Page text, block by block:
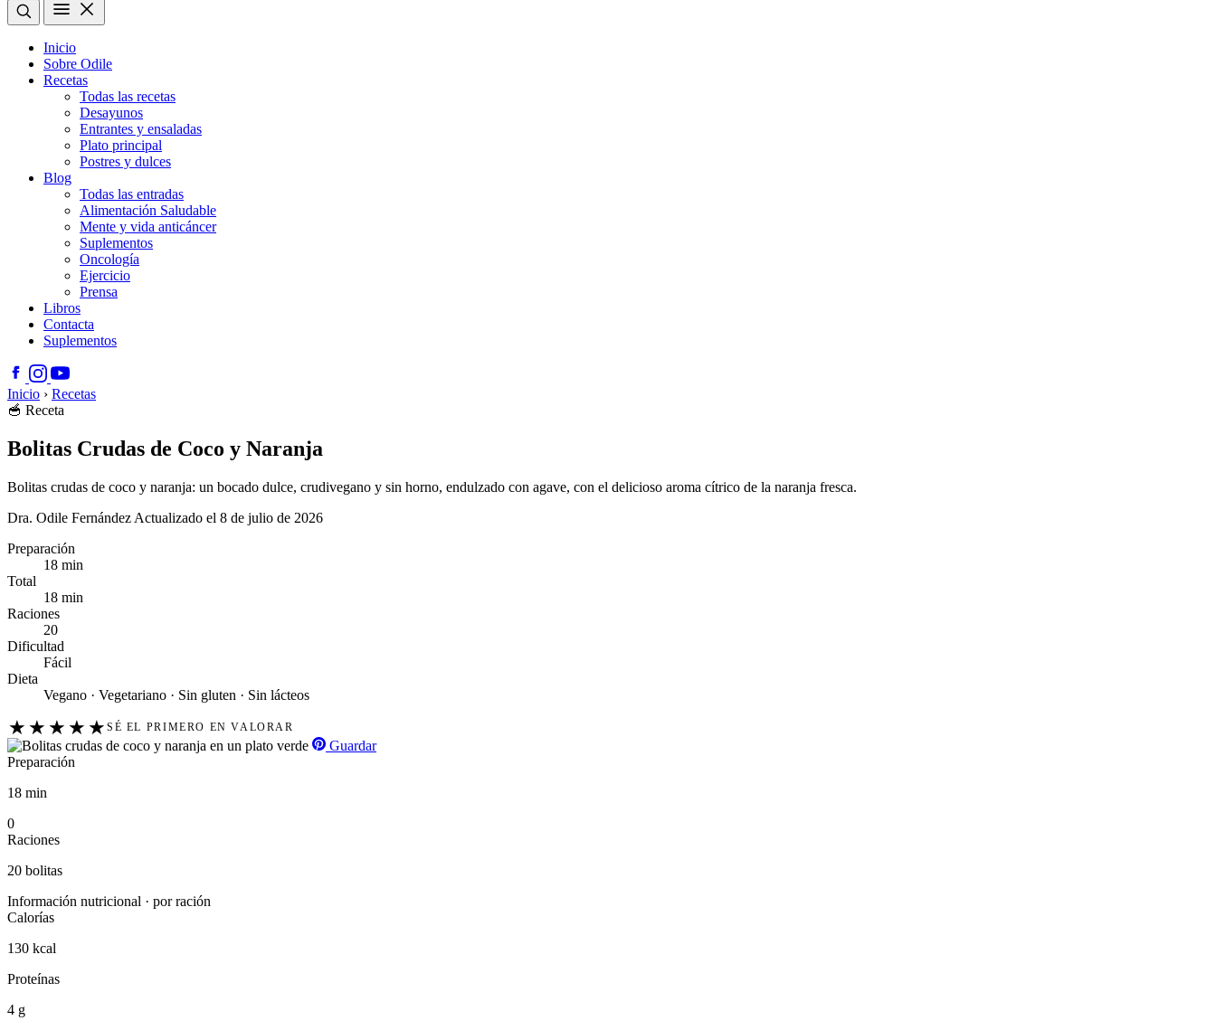
Inicio
Sobre Odile
Recetas
Todas las recetas
Desayunos
Entrantes y ensaladas
Plato principal
Postres y dulces
Blog
Todas las entradas
Alimentación Saludable
Mente y vida anticáncer
Suplementos
Oncología
Ejercicio
Prensa
Libros
Contacta
Suplementos
Inicio › Recetas
🥣 Receta
Bolitas Crudas de Coco y Naranja
Bolitas crudas de coco y naranja: un bocado dulce, crudivegano y sin horno, endulzado con agave, con el delicioso aroma cítrico de la naranja fresca.
Dra. Odile Fernández Actualizado el 8 de julio de 2026
Preparación
18 min
Total
18 min
Raciones
20
Dificultad
Fácil
Dieta
Vegano · Vegetariano · Sin gluten · Sin lácteos
★ ★ ★ ★ ★ SÉ EL PRIMERO EN VALORAR
Guardar
Preparación
18 min
0
Raciones
20 bolitas
Información nutricional · por ración
Calorías
130 kcal
Proteínas
4 g